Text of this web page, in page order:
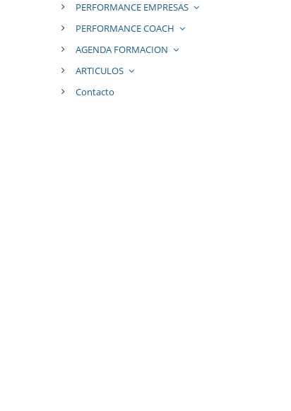
PERFORMANCE EMPRESAS
PERFORMANCE COACH
AGENDA FORMACION
ARTICULOS
Contacto